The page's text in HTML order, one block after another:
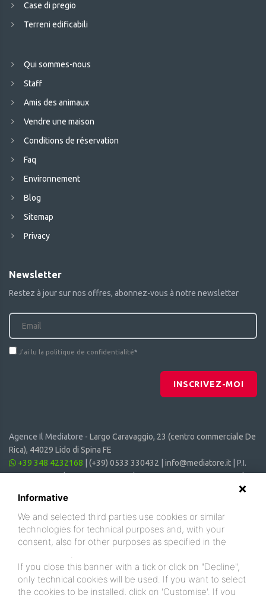
Case di pregio
Terreni edificabili
Qui sommes-nous
Staff
Amis des animaux
Vendre une maison
Conditions de réservation
Faq
Environnement
Blog
Sitemap
Privacy
Newsletter
Restez à jour sur nos offres, abonnez-vous à notre newsletter
J'ai lu la politique de confidentialité*
INSCRIVEZ-MOI
Agence Il Mediatore - Largo Caravaggio, 23 (centro commerciale De
Rica), 44029 Lido di Spina FE
+39 348 4232168
(+39) 0533 330432 info@mediatore.it | P.I.
01014620387 | CF 00870440385 | CIN: IT038006B4SVSM6JCV |
Informative
We and selected third parties use cookies or similar
technologies for technical purposes and, with your
consent, also for other purposes as specified in the
.
If you close this banner with a tick or click on "Decline",
only technical cookies will be used. If you want to select
the cookies to be installed, click on 'Customise'. If you